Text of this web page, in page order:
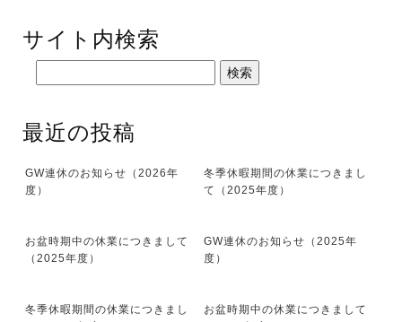
サイト内検索
最近の投稿
GW連休のお知らせ（2026年
度）
冬季休暇期間の休業につきまし
て（2025年度）
お盆時期中の休業につきまして
（2025年度）
GW連休のお知らせ（2025年
度）
冬季休暇期間の休業につきまし
お盆時期中の休業につきまして